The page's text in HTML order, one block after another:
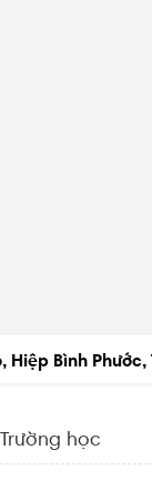
Hiệp Bình
Trường học